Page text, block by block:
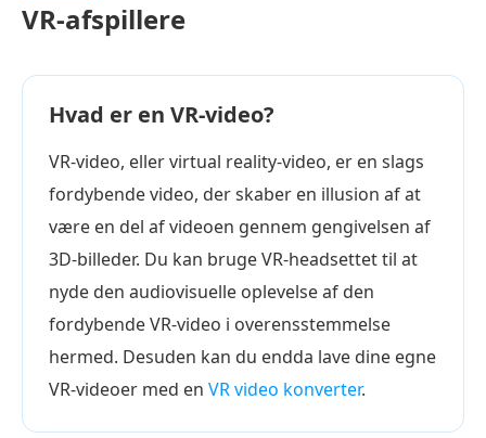
VR-afspillere
Hvad er en VR-video?
VR-video, eller virtual reality-video, er en slags
fordybende video, der skaber en illusion af at
være en del af videoen gennem gengivelsen af
3D-billeder. Du kan bruge VR-headsettet til at
nyde den audiovisuelle oplevelse af den
fordybende VR-video i overensstemmelse
hermed. Desuden kan du endda lave dine egne
VR-videoer med en VR video konverter.